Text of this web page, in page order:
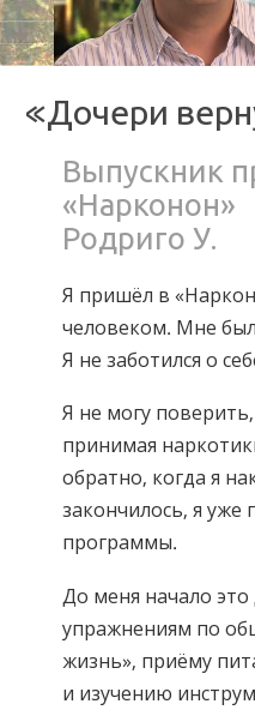
«Дочери
Выпускник
«Нарконон»
Родриго У.
Я пришёл в
человеком. Мне
Я не заботился о
Я не могу
принимая
обратно, когда я
закончилось, я
программы.
До меня начало это
упражнениям по
жизнь», приёму
и изучению